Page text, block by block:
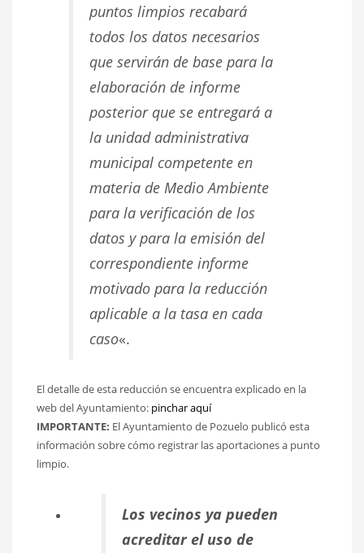
puntos limpios recabará
todos los datos necesarios
que servirán de base para la
elaboración de informe
posterior que se entregará a
la unidad administrativa
municipal competente en
materia de Medio Ambiente
para la verificación de los
datos y para la emisión del
correspondiente informe
motivado para la reducción
aplicable a la tasa en cada
caso«.
El detalle de esta reducción se encuentra explicado en la
web del Ayuntamiento: pinchar aquí
IMPORTANTE: El Ayuntamiento de Pozuelo publicó esta
información sobre cómo registrar las aportaciones a punto
limpio.
Los vecinos ya pueden
acreditar el uso de